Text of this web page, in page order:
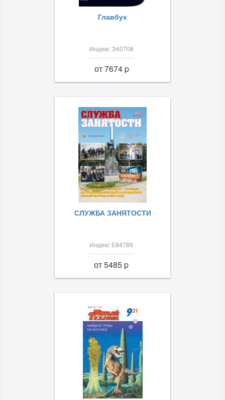
Главбух
Индекс Э40708
от 7674 p
СЛУЖБА ЗАНЯТОСТИ
Индекс Е84789
от 5485 p